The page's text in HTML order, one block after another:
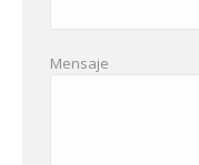
Mensaje